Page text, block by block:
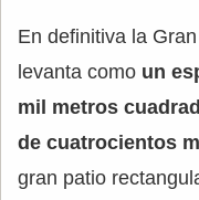
En definitiva la
levanta como un
mil metros
de cuatrocientos
gran patio